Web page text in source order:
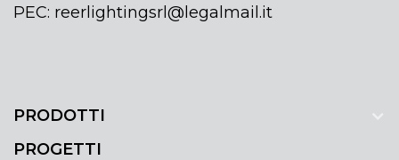
PEC: reerlightingsrl@legalmail.it
PRODOTTI
PROGETTI